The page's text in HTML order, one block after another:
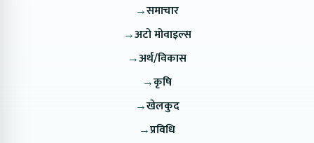
→समाचार
→अटो मोवाइल्स
→अर्थ/विकास
→कृषि
→खेलकुद
→प्रविधि